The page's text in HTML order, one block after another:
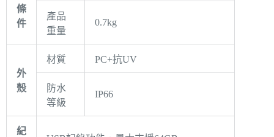
條
件
產品
重量
0.7kg
外
殼
材質 PC+抗UV
防水
等級
IP66
紀